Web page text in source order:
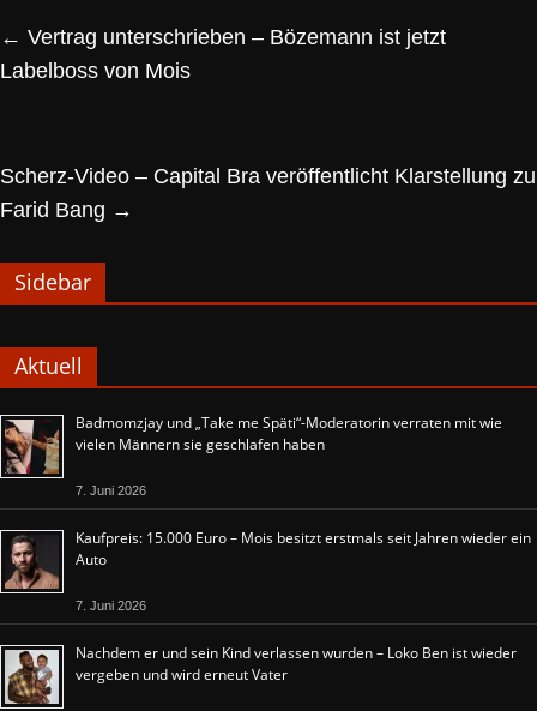
← Vertrag unterschrieben – Bözemann ist jetzt
Labelboss von Mois
Scherz-Video – Capital Bra veröffentlicht Klarstellung zu
Farid Bang →
Sidebar
Aktuell
Badmomzjay und „Take me Späti“-Moderatorin verraten mit wie
vielen Männern sie geschlafen haben
7. Juni 2026
Kaufpreis: 15.000 Euro – Mois besitzt erstmals seit Jahren wieder ein
Auto
7. Juni 2026
Nachdem er und sein Kind verlassen wurden – Loko Ben ist wieder
vergeben und wird erneut Vater